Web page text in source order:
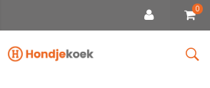
0